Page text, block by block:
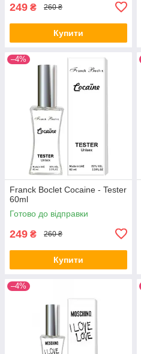
249 ₴ 260 ₴
Купити
–4%
Franck Boclet Cocaine - Tester
60ml
Готово до відправки
249 ₴ 260 ₴
Купити
–4%